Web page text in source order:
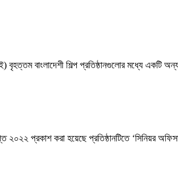
বাংলাদেশী শিল্প প্রতিষ্ঠানগুলোর মধ্যে একটি
২০২২ প্রকাশ করা হয়েছে প্রতিষ্ঠানটিতে ‘সিনিয়র